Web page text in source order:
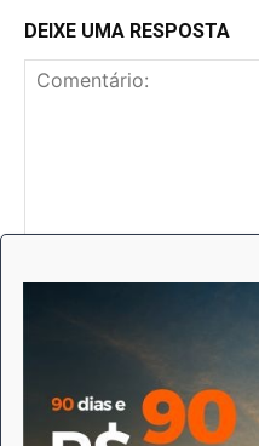
DEIXE UMA RESPOSTA